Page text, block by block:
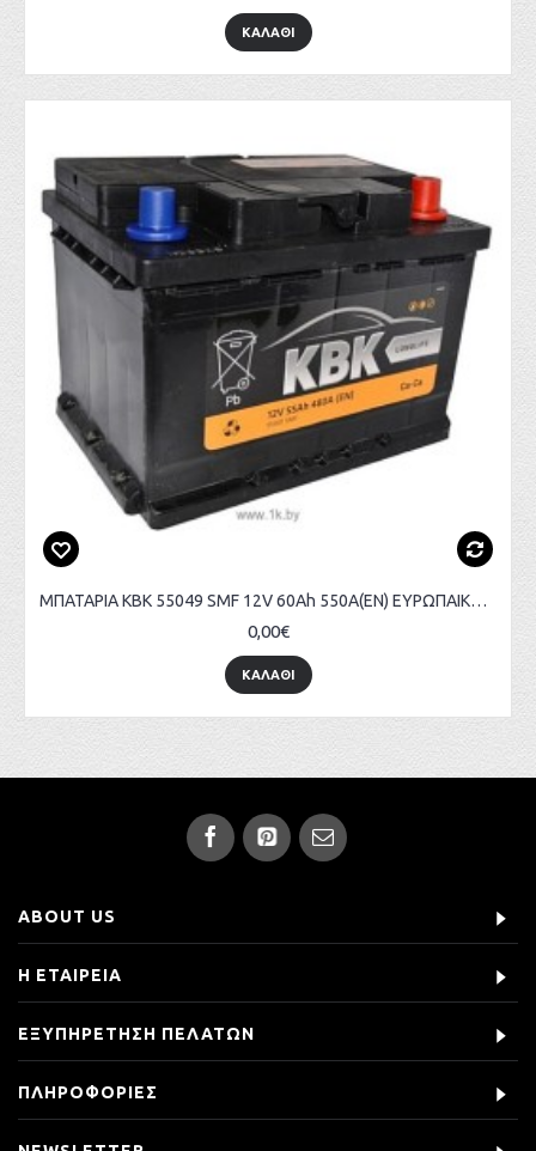
ΚΑΛΑΘΙ
ΜΠΑΤΑΡΙΑ KBK 55049 SMF 12V 60Ah 550Α(ΕΝ) ΕΥΡΩΠΑΙΚΟΥ ΤΥΠΟΥ
0,00€
ΚΑΛΑΘΙ
ABOUT US
Η ΕΤΑΙΡΕΙΑ
ΕΞΥΠΗΡΕΤΗΣΗ ΠΕΛΑΤΩΝ
ΠΛΗΡΟΦΟΡΙΕΣ